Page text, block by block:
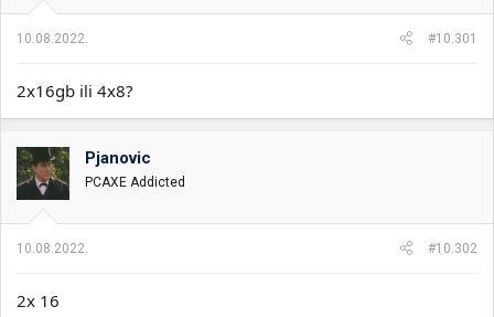
e
m
e
j
10.08.2022. #10.301
2x16gb ili 4x8?
Pjanovic
PCAXE Addicted
10.08.2022. #10.302
2x 16